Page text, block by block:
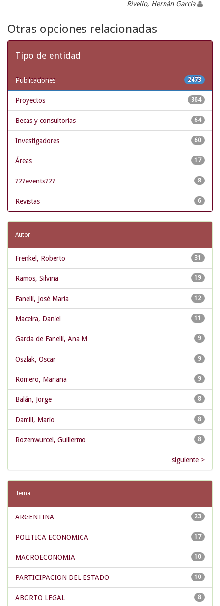
Rivello, Hernán García
Otras opciones relacionadas
Tipo de entidad
2473
Publicaciones
364
Proyectos
64
Becas y consultorías
60
Investigadores
17
Áreas
8
???events???
6
Revistas
Autor
31
Frenkel, Roberto
19
Ramos, Silvina
12
Fanelli, José María
11
Maceira, Daniel
9
García de Fanelli, Ana M
9
Oszlak, Oscar
9
Romero, Mariana
8
Balán, Jorge
8
Damill, Mario
8
Rozenwurcel, Guillermo
siguiente >
Tema
23
ARGENTINA
17
POLITICA ECONOMICA
10
MACROECONOMIA
10
PARTICIPACION DEL ESTADO
8
ABORTO LEGAL